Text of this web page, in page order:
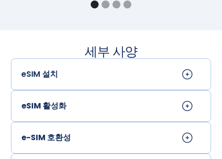
세부 사양
eSIM 설치
eSIM 활성화
e-SIM 호환성